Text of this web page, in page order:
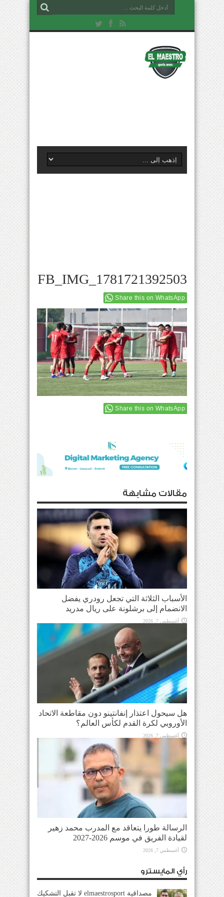
FB_IMG_1781721392503
Share this on WhatsApp
Share this on WhatsApp
مقالات مشابهة
الأسباب الثلاثة التي تجعل رودري يفضل
الانضمام إلى برشلونة على ريال مدريد
أغسطس 7, 2026
هل سيحول اعتذار إنفانتينو دون مقاطعة الاتحاد
الأوروبي لكرة القدم لكأس العالم؟
أغسطس 7, 2026
الرسالة طورا يتعاقد مع المدرب محمد زهير
لقيادة الفريق في موسم 2026-2027
أغسطس 7, 2026
رأي المايسترو
مصداقية elmaestrosport لا تقبل التشكيك